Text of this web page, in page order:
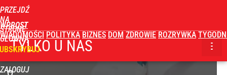
PRZEJDŹ
NA
STRONĘ
GŁÓWNĄ
WPROST
WIADOMOŚCI POLITYKA BIZNES DOM ZDROWIE ROZRYWKA
ZALOGUJ
TYLKO U NAS